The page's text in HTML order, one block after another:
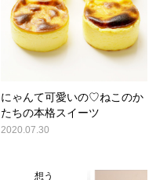
にゃんて可愛いの♡ねこのか
たちの本格スイーツ
2020.07.30
想う